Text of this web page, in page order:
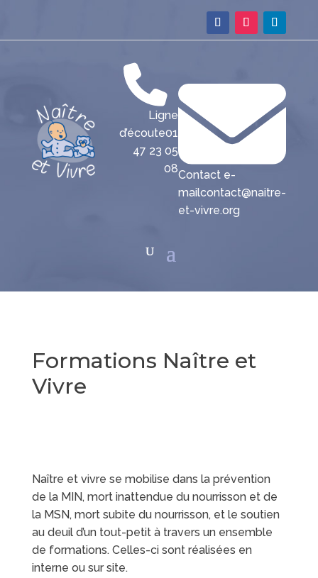
Ligne
d’écoute01
47 23 05
08Contact e-
mailcontact@naitre-
et-vivre.org
Formations Naître et
Vivre
Naître et vivre se mobilise dans la prévention
de la MIN, mort inattendue du nourrisson et de
la MSN, mort subite du nourrisson, et le soutien
au deuil d’un tout-petit à travers un ensemble
de formations. Celles-ci sont réalisées en
interne ou sur site.